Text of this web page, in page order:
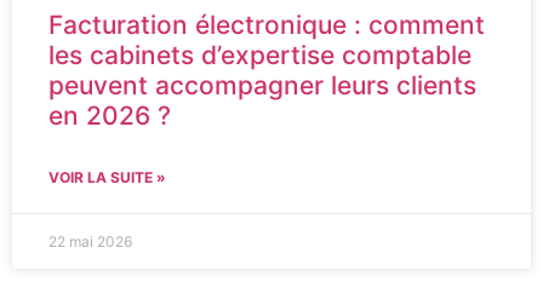
Facturation électronique : comment
les cabinets d’expertise comptable
peuvent accompagner leurs clients
en 2026 ?
VOIR LA SUITE »
22 mai 2026